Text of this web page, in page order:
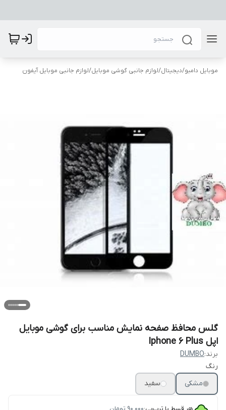
موبایل دامبو/دیجیتال/لوازم جانبی گوشی موبایل/لوازم جانبی موبایل آیفون
گلس محافظ صفحه نمایش مناسب برای گوشی موبایل
اپل Iphone 6 Plus
برند:DUMBO
رنگ
مشکی
سفید